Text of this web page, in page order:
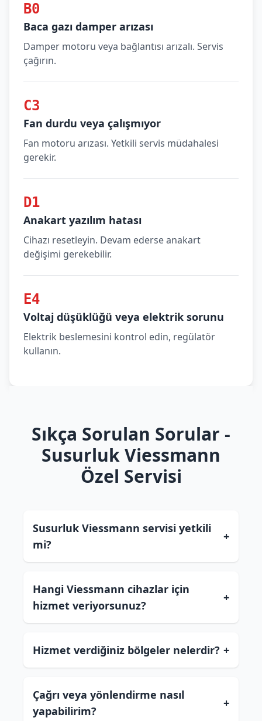
B0
Baca gazı damper arızası
Damper motoru veya bağlantısı arızalı. Servis
çağırın.
C3
Fan durdu veya çalışmıyor
Fan motoru arızası. Yetkili servis müdahalesi
gerekir.
D1
Anakart yazılım hatası
Cihazı resetleyin. Devam ederse anakart
değişimi gerekebilir.
E4
Voltaj düşüklüğü veya elektrik sorunu
Elektrik beslemesini kontrol edin, regülatör
kullanın.
Sıkça Sorulan Sorular -
Susurluk Viessmann
Özel Servisi
Susurluk Viessmann servisi yetkili
mi?
+
Hangi Viessmann cihazlar için
hizmet veriyorsunuz?
+
Hizmet verdiğiniz bölgeler nelerdir? +
Çağrı veya yönlendirme nasıl
yapabilirim?
+